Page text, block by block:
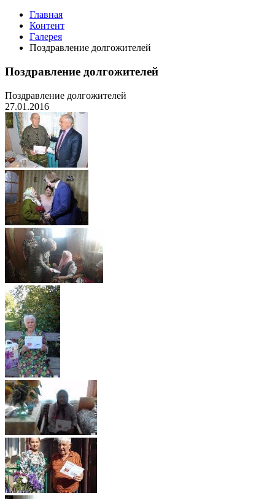
Главная
Контент
Галерея
Поздравление долгожителей
Поздравление долгожителей
Поздравление долгожителей
27.01.2016